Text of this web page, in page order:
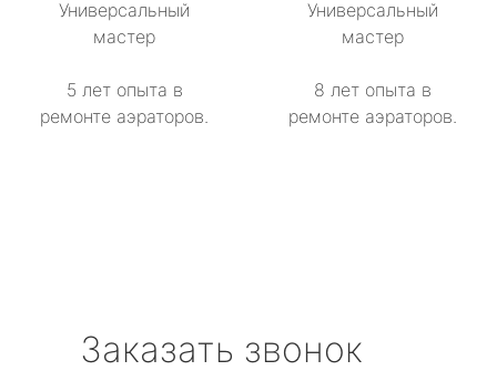
Универсальный
мастер
5 лет опыта в
ремонте аэраторов.
Универсальный
мастер
8 лет опыта в
ремонте аэраторов.
Заказать звонок